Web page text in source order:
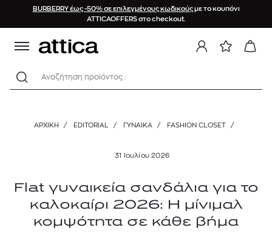
BURBERRY έως -50% σε επιλεγμένους κωδικούςμε το κουπόνι
ATTICAOFFERS στο checkout.
Αναζήτηση προϊόντος :
ΑΡΧΙΚΉ / EDITORIAL / ΓΥΝΑΙΚΑ / FASHION CLOSET /
31 Ιουλίου 2026
Flat γυναικεία σανδάλια για το
καλοκαίρι 2026: Η μίνιμαλ
κομψότητα σε κάθε βήμα